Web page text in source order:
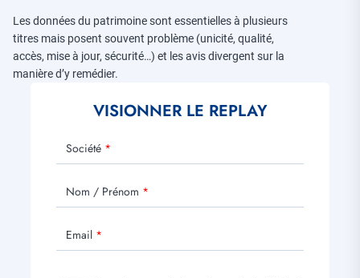
Les données du patrimoine sont essentielles à plusieurs
titres mais posent souvent problème (unicité, qualité,
accès, mise à jour, sécurité…) et les avis divergent sur la
manière d’y remédier.
VISIONNER LE REPLAY
Société
Nom / Prénom
Email